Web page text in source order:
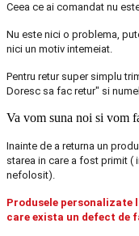
Ceea ce ai comandat nu
Nu este nici o problema,
nici un motiv intemeiat.
Pentru retur super simplu
Doresc sa fac retur" si
Va vom suna noi si vom
Inainte de a returna un
starea in care a fost primit (
nefolosit).
Produsele personalizate
care exista un defect de